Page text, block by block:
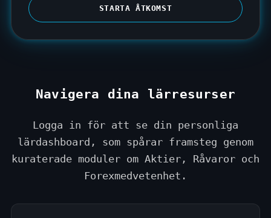
a
t
1
STARTA ÅTKOMST
Navigera dina lärresurser
Logga in för att se din personliga
lärdashboard, som spårar framsteg genom
kuraterade moduler om Aktier, Råvaror och
Forexmedvetenhet.